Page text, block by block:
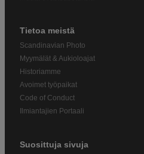
Tietoa meistä
Scandinavian Photo
Myymälät & Aukioloajat
Historiamme
Avoimet työpaikat
Code of Conduct
Ilmiantajien Portaali
Suosittuja sivuja